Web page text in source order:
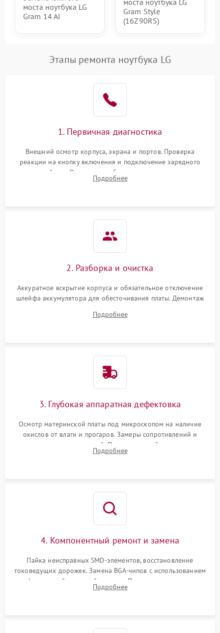
моста ноутбука LG
Gram 14 AI
моста ноутбука LG
Gram Style
(16Z90RS)
Этапы ремонта ноутбука LG
1. Первичная диагностика
Внешний осмотр корпуса, экрана и портов. Проверка
реакции на кнопку включения и подключение зарядного
устройства. Оценка потребления тока с помощью
лабораторного блока питания для локализации проблемы.
Подробнее
2. Разборка и очистка
Аккуратное вскрытие корпуса и обязательное отключение
шлейфа аккумулятора для обесточивания платы. Демонтаж
высохшей термопасты с кристаллов чипов.
Подробнее
3. Глубокая аппаратная дефектовка
Осмотр материнской платы под микроскопом на наличие
окислов от влаги и прогаров. Замеры сопротивлений и
дежурных напряжений. Проверка цепей питания,
мультиконтроллера, процессора и видеочипа.
Подробнее
4. Компонентный ремонт и замена
Пайка неисправных SMD-элементов, восстановление
токоведущих дорожек. Замена BGA-чипов с использованием
инфракрасной паяльной станции. Прошивка микросхемы
BIOS или замена поврежденных портов USB
Подробнее